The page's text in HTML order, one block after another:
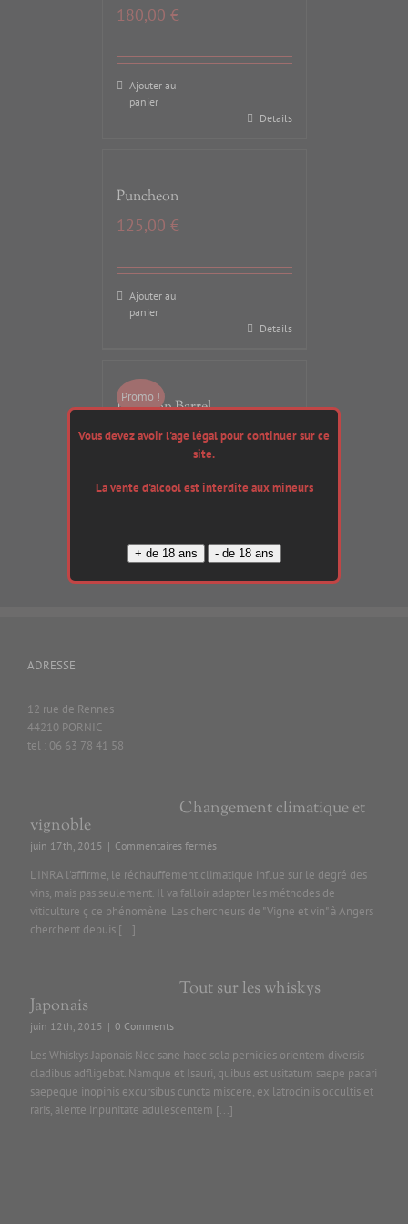
180,00 €
Ajouter au
panier
Details
Puncheon
125,00 €
Ajouter au
panier
Details
Promo !
Bourbon Barrel
120,00€ 110,00€
ADRESSE
12 rue de Rennes
44210 PORNIC
tel : 06 63 78 41 58
Changement climatique et
vignoble
juin 17th, 2015 | Commentaires fermés
climatique
et
vignoble
L'INRA l'affirme, le réchauffement climatique influe sur le degré des
vins, mais pas seulement. Il va falloir adapter les méthodes de
viticulture ç ce phénomène. Les chercheurs de "Vigne et vin" à Angers
cherchent depuis [...]
Tout sur les whiskys
Japonais
juin 12th, 2015 | 0 Comments
Les Whiskys Japonais Nec sane haec sola pernicies orientem diversis
cladibus adfligebat. Namque et Isauri, quibus est usitatum saepe pacari
saepeque inopinis excursibus cuncta miscere, ex latrociniis occultis et
raris, alente inpunitate adulescentem [...]
Vous devez avoir l'age légal pour continuer sur ce
site.
La vente d'alcool est interdite aux mineurs